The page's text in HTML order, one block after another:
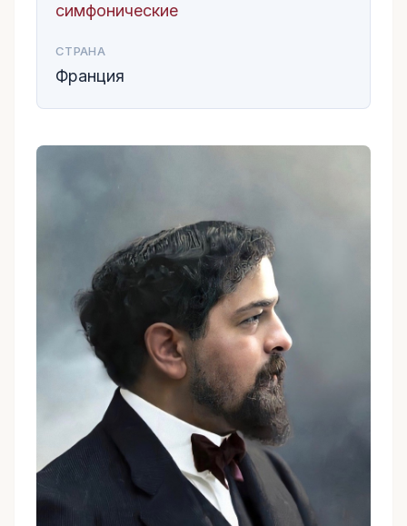
симфонические
СТРАНА
Франция